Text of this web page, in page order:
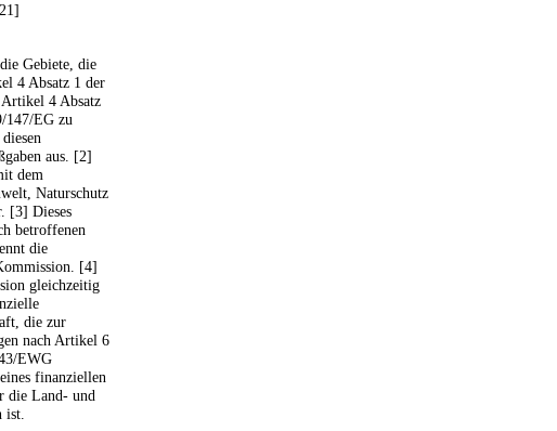
Gebiete, die
4 Absatz 1 der
4 Absatz
147/EG zu
aus. [2]
dem
Naturschutz
[3] Dieses
betroffenen
die
[4]
gleichzeitig
die zur
nach Artikel 6
EWG
finanziellen
die Land- und
ist.